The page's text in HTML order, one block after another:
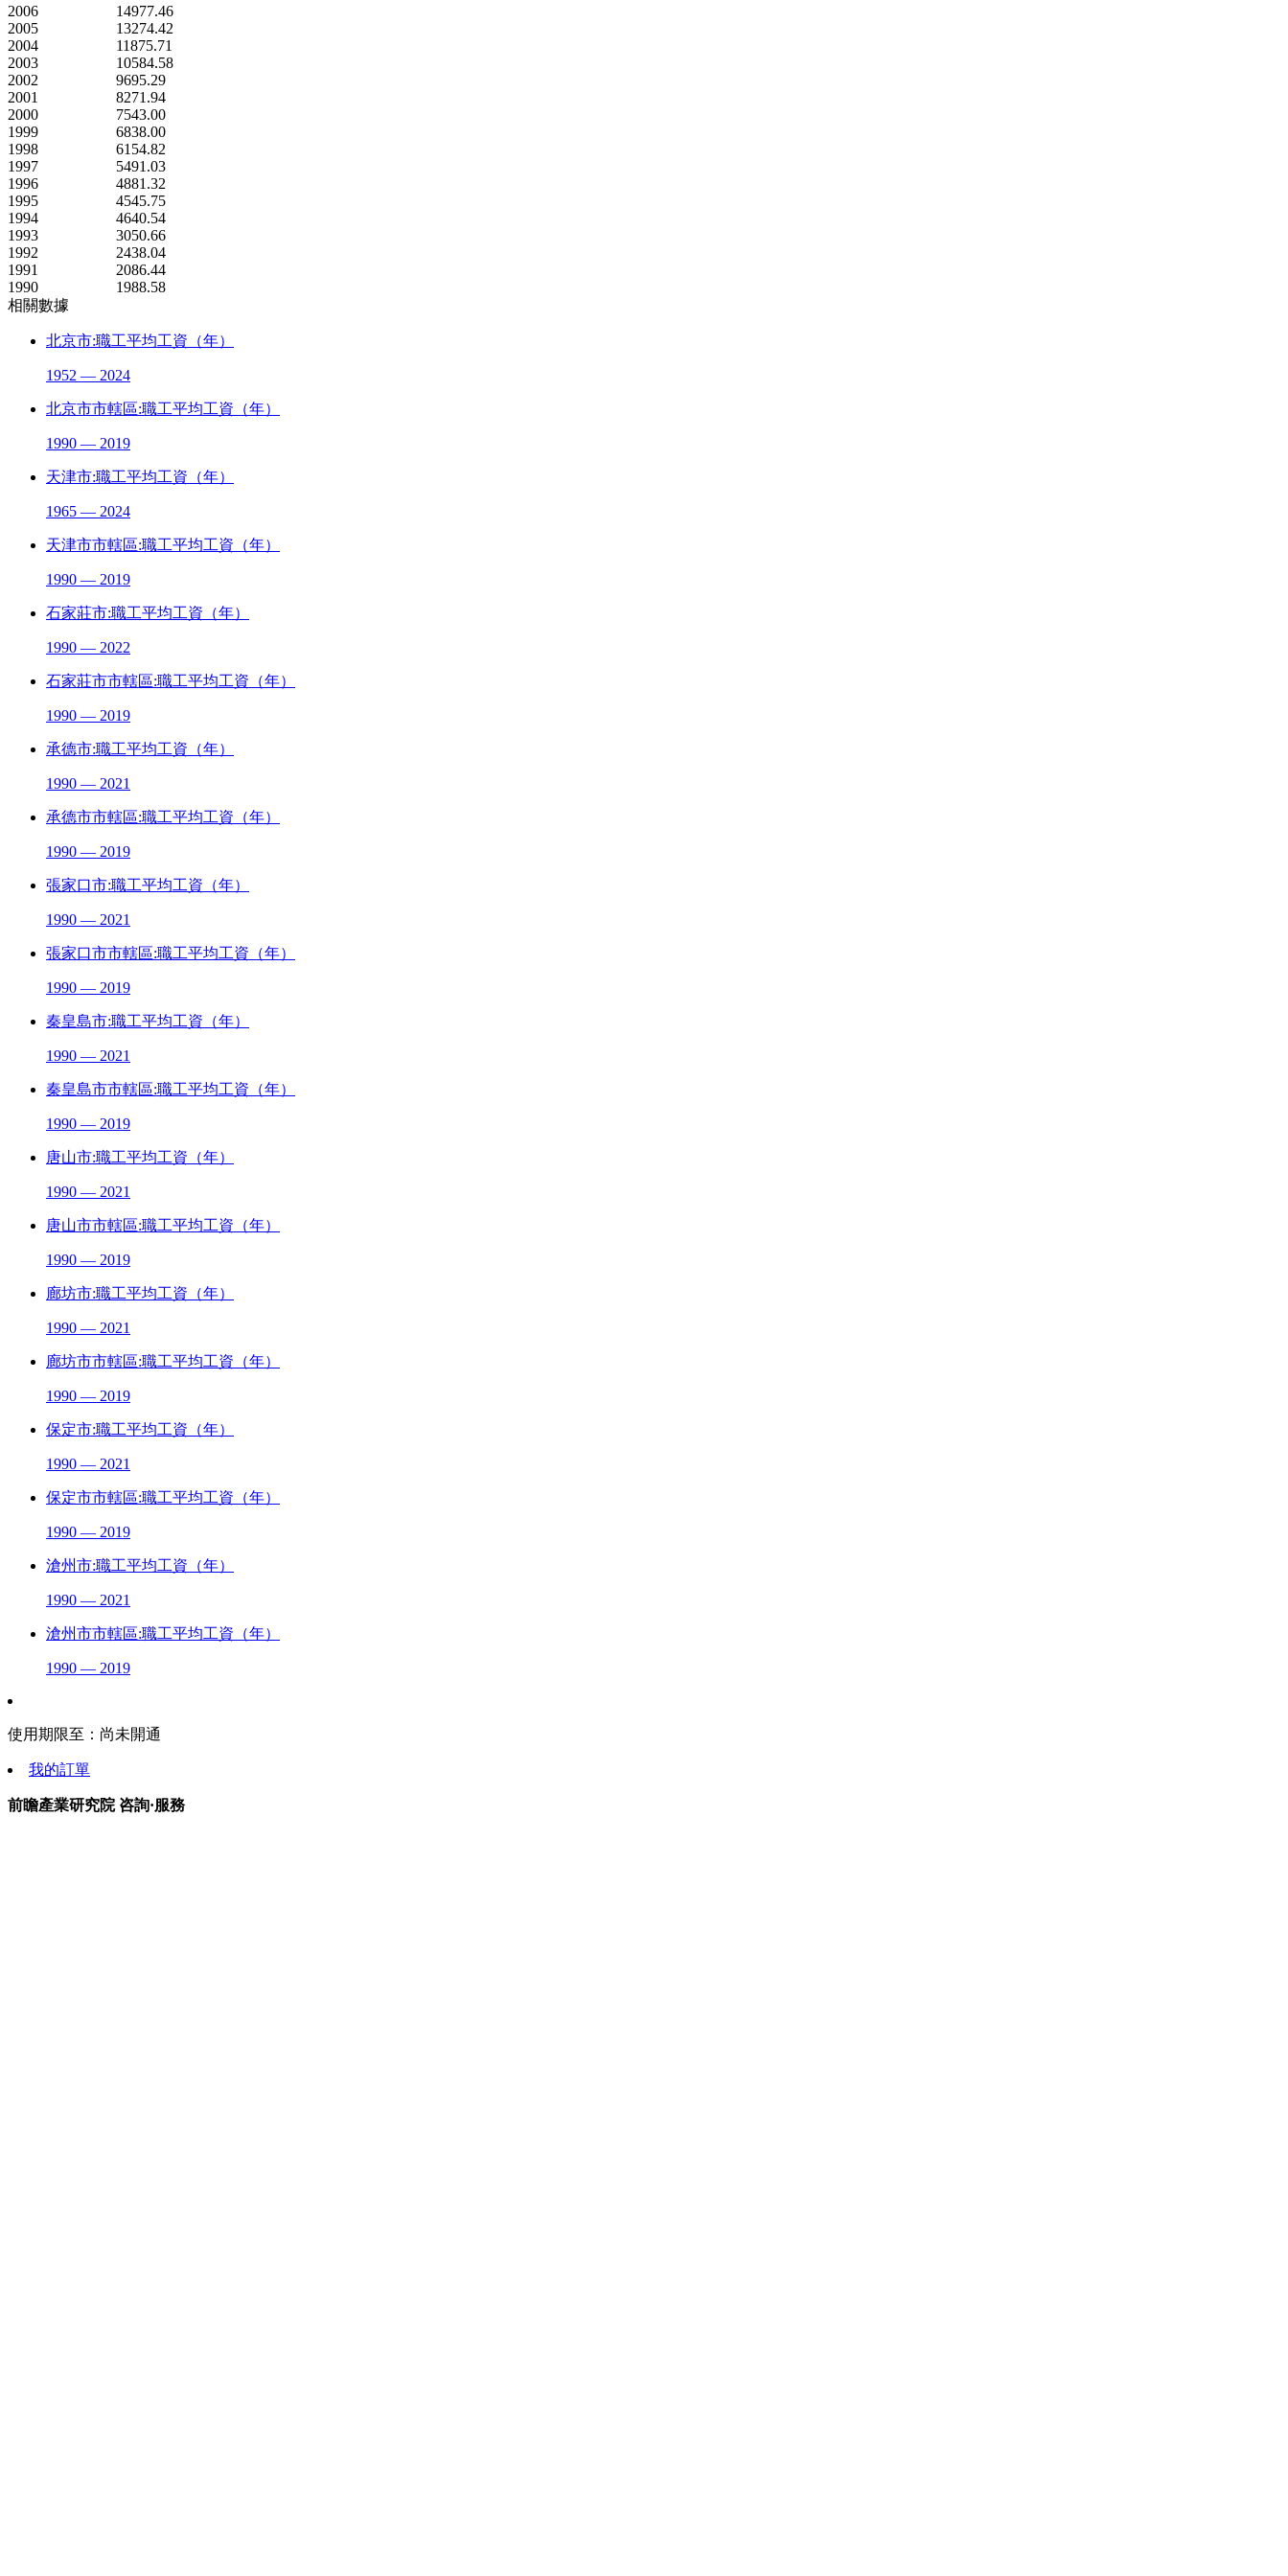
2006
14977.46
2005
13274.42
2004
11875.71
2003
10584.58
2002
9695.29
2001
8271.94
2000
7543.00
1999
6838.00
1998
6154.82
1997
5491.03
1996
4881.32
1995
4545.75
1994
4640.54
1993
3050.66
1992
2438.04
1991
2086.44
1990
1988.58
相關數據
北京市:職工平均工資（年）
1952 — 2024
北京市市轄區:職工平均工資（年）
1990 — 2019
天津市:職工平均工資（年）
1965 — 2024
天津市市轄區:職工平均工資（年）
1990 — 2019
石家莊市:職工平均工資（年）
1990 — 2022
石家莊市市轄區:職工平均工資（年）
1990 — 2019
承德市:職工平均工資（年）
1990 — 2021
承德市市轄區:職工平均工資（年）
1990 — 2019
張家口市:職工平均工資（年）
1990 — 2021
張家口市市轄區:職工平均工資（年）
1990 — 2019
秦皇島市:職工平均工資（年）
1990 — 2021
秦皇島市市轄區:職工平均工資（年）
1990 — 2019
唐山市:職工平均工資（年）
1990 — 2021
唐山市市轄區:職工平均工資（年）
1990 — 2019
廊坊市:職工平均工資（年）
1990 — 2021
廊坊市市轄區:職工平均工資（年）
1990 — 2019
保定市:職工平均工資（年）
1990 — 2021
保定市市轄區:職工平均工資（年）
1990 — 2019
滄州市:職工平均工資（年）
1990 — 2021
滄州市市轄區:職工平均工資（年）
1990 — 2019
使用期限至： 尚未開通
我的訂單
前瞻產業研究院 咨詢·服務